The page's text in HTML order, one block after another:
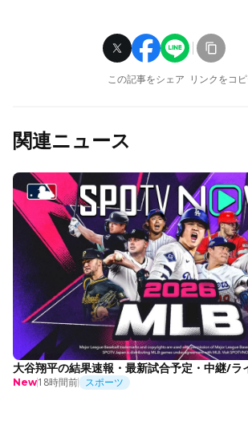
この記事をシェア リンクをコ
関連ニュース
大谷翔平の結果速報・最新試合予定・中継/ラ
New18時間前 スポーツ